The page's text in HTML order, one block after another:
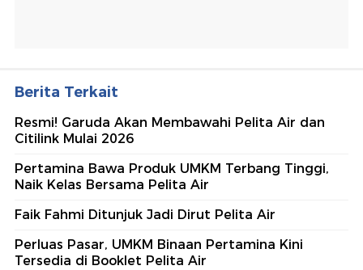
Berita Terkait
Resmi! Garuda Akan Membawahi Pelita Air dan
Citilink Mulai 2026
Pertamina Bawa Produk UMKM Terbang Tinggi,
Naik Kelas Bersama Pelita Air
Faik Fahmi Ditunjuk Jadi Dirut Pelita Air
Perluas Pasar, UMKM Binaan Pertamina Kini
Tersedia di Booklet Pelita Air